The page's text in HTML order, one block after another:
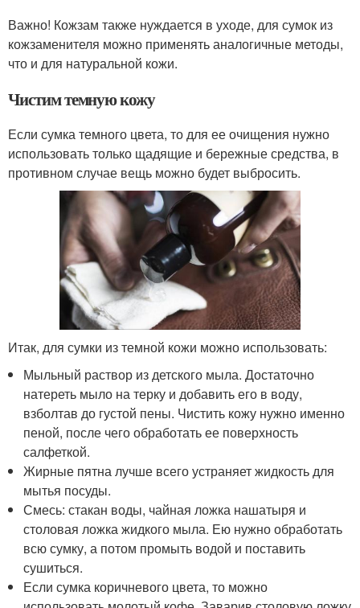
Важно! Кожзам также нуждается в уходе, для сумок из
кожзаменителя можно применять аналогичные методы,
что и для натуральной кожи.
Чистим темную кожу
Если сумка темного цвета, то для ее очищения нужно
использовать только щадящие и бережные средства, в
противном случае вещь можно будет выбросить.
Итак, для сумки из темной кожи можно использовать:
Мыльный раствор из детского мыла. Достаточно
натереть мыло на терку и добавить его в воду,
взболтав до густой пены. Чистить кожу нужно именно
пеной, после чего обработать ее поверхность
салфеткой.
Жирные пятна лучше всего устраняет жидкость для
мытья посуды.
Смесь: стакан воды, чайная ложка нашатыря и
столовая ложка жидкого мыла. Ею нужно обработать
всю сумку, а потом промыть водой и поставить
сушиться.
Если сумка коричневого цвета, то можно